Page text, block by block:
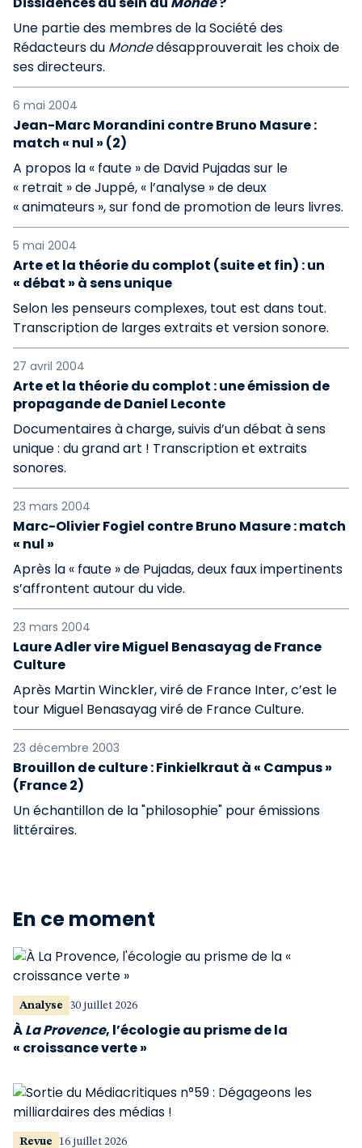
Une partie des membres de la Société des
Rédacteurs du Mondedésapprouverait les choix de
ses directeurs.
6 mai 2004
Jean-Marc Morandini contre Bruno Masure :
match « nul » (2)
A propos la « faute » de David Pujadas sur le
« retrait » de Juppé, « l’analyse » de deux
« animateurs », sur fond de promotion de leurs livres.
5 mai 2004
Arte et la théorie du complot (suite et fin) : un
« débat » à sens unique
Selon les penseurs complexes, tout est dans tout.
Transcription de larges extraits et version sonore.
27 avril 2004
Arte et la théorie du complot : une émission de
propagande de Daniel Leconte
Documentaires à charge, suivis d’un débat à sens
unique : du grand art ! Transcription et extraits
sonores.
23 mars 2004
Marc-Olivier Fogiel contre Bruno Masure : match
« nul »
Après la « faute » de Pujadas, deux faux impertinents
s’affrontent autour du vide.
23 mars 2004
Laure Adler vire Miguel Benasayag de France
Culture
Après Martin Winckler, viré de France Inter, c’est le
tour Miguel Benasayag viré de France Culture.
23 décembre 2003
Brouillon de culture : Finkielkraut à « Campus »
(France 2)
Un échantillon de la "philosophie" pour émissions
littéraires.
En ce moment
Analyse 30 juillet 2026
ÀLa Provence, l’écologie au prisme de la
« croissance verte »
Revue 16 juillet 2026